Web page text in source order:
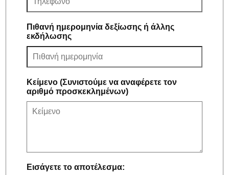
Πιθανή ημερομηνία δεξίωσης ή άλλης
εκδήλωσης
Κείμενο (Συνιστούμε να αναφέρετε τον
αριθμό προσκεκλημένων)
Εισάγετε το αποτέλεσμα: